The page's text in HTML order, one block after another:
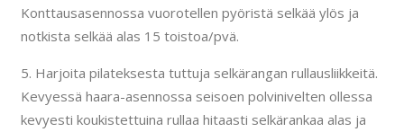
Konttausasennossa vuorotellen pyöristä selkää ylös ja
notkista selkää alas 15 toistoa/pvä.
5. Harjoita pilateksesta tuttuja selkärangan rullausliikkeitä.
Kevyessä haara-asennossa seisoen polvinivelten ollessa
kevyesti koukistettuina rullaa hitaasti selkärankaa alas ja